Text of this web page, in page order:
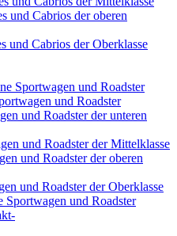
und Cabrios der oberen
und Cabrios der Oberklasse
Sportwagen und Roadster
und Roadster
und Roadster der unteren
und Roadster der Mittelklasse
und Roadster der oberen
und Roadster der Oberklasse
Sportwagen und Roadster